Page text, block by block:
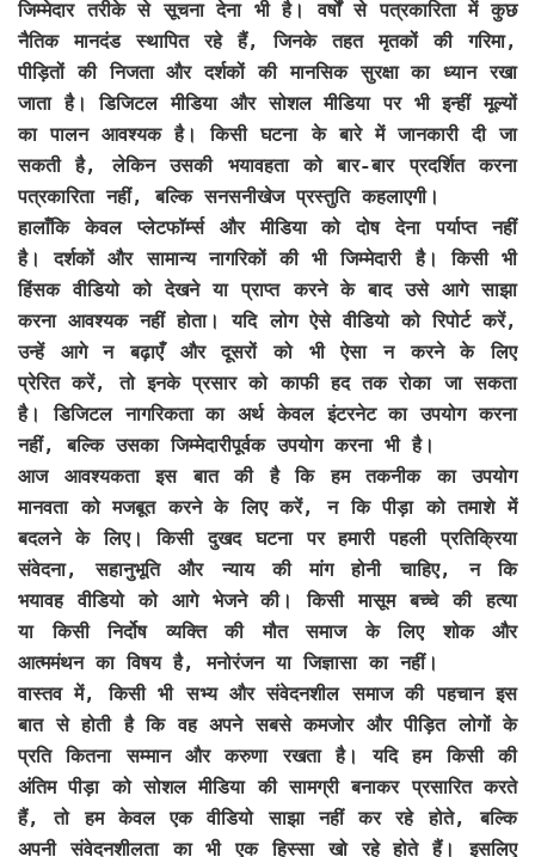
जिम्मेदार तरीके से सूचना देना भी है। वर्षों से पत्रकारिता में कुछ
नैतिक मानदंड स्थापित रहे हैं, जिनके तहत मृतकों की गरिमा,
पीड़ितों की निजता और दर्शकों की मानसिक सुरक्षा का ध्यान रखा
जाता है। डिजिटल मीडिया और सोशल मीडिया पर भी इन्हीं मूल्यों
का पालन आवश्यक है। किसी घटना के बारे में जानकारी दी जा
सकती है, लेकिन उसकी भयावहता को बार-बार प्रदर्शित करना
पत्रकारिता नहीं, बल्कि सनसनीखेज प्रस्तुति कहलाएगी।
हालाँकि केवल प्लेटफॉर्म्स और मीडिया को दोष देना पर्याप्त नहीं
है। दर्शकों और सामान्य नागरिकों की भी जिम्मेदारी है। किसी भी
हिंसक वीडियो को देखने या प्राप्त करने के बाद उसे आगे साझा
करना आवश्यक नहीं होता। यदि लोग ऐसे वीडियो को रिपोर्ट करें,
उन्हें आगे न बढ़ाएँ और दूसरों को भी ऐसा न करने के लिए
प्रेरित करें, तो इनके प्रसार को काफी हद तक रोका जा सकता
है। डिजिटल नागरिकता का अर्थ केवल इंटरनेट का उपयोग करना
नहीं, बल्कि उसका जिम्मेदारीपूर्वक उपयोग करना भी है।
आज आवश्यकता इस बात की है कि हम तकनीक का उपयोग
मानवता को मजबूत करने के लिए करें, न कि पीड़ा को तमाशे में
बदलने के लिए। किसी दुखद घटना पर हमारी पहली प्रतिक्रिया
संवेदना, सहानुभूति और न्याय की मांग होनी चाहिए, न कि
भयावह वीडियो को आगे भेजने की। किसी मासूम बच्चे की हत्या
या किसी निर्दोष व्यक्ति की मौत समाज के लिए शोक और
आत्ममंथन का विषय है, मनोरंजन या जिज्ञासा का नहीं।
वास्तव में, किसी भी सभ्य और संवेदनशील समाज की पहचान इस
बात से होती है कि वह अपने सबसे कमजोर और पीड़ित लोगों के
प्रति कितना सम्मान और करुणा रखता है। यदि हम किसी की
अंतिम पीड़ा को सोशल मीडिया की सामग्री बनाकर प्रसारित करते
हैं, तो हम केवल एक वीडियो साझा नहीं कर रहे होते, बल्कि
अपनी संवेदनशीलता का भी एक हिस्सा खो रहे होते हैं। इसलिए